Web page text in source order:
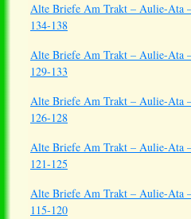
Alte Briefe Am Trakt – Aulie-Ata
134-138
Alte Briefe Am Trakt – Aulie-Ata
129-133
Alte Briefe Am Trakt – Aulie-Ata
126-128
Alte Briefe Am Trakt – Aulie-Ata
121-125
Alte Briefe Am Trakt – Aulie-Ata
115-120